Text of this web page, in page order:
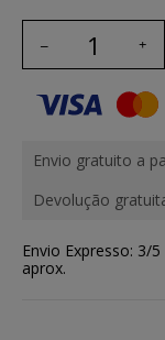
Envio gratuito a
Devolução
Envio Expresso: 3/
aprox.